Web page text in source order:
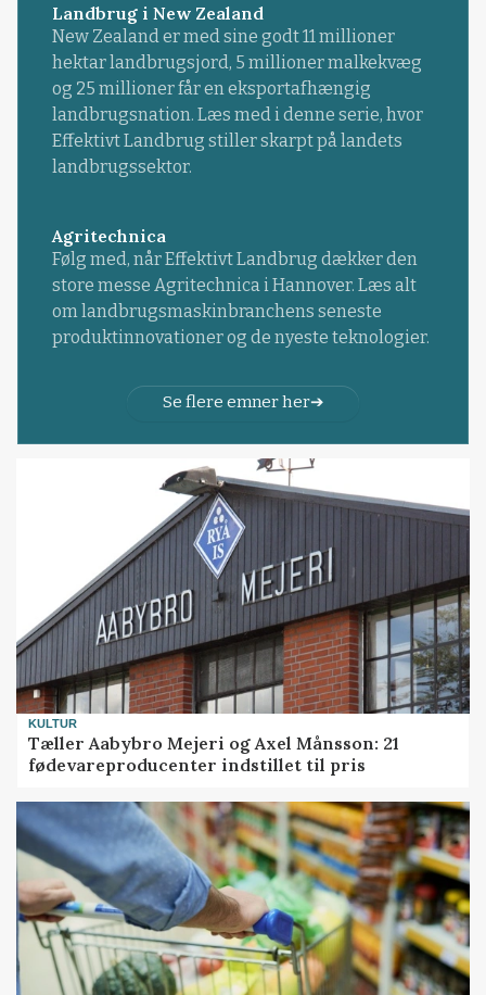
Landbrug i New Zealand
New Zealand er med sine godt 11 millioner
hektar landbrugsjord, 5 millioner malkekvæg
og 25 millioner får en eksportafhængig
landbrugsnation. Læs med i denne serie, hvor
Effektivt Landbrug stiller skarpt på landets
landbrugssektor.
Agritechnica
Følg med, når Effektivt Landbrug dækker den
store messe Agritechnica i Hannover. Læs alt
om landbrugsmaskinbranchens seneste
produktinnovationer og de nyeste teknologier.
Se flere emner her
KULTUR
Tæller Aabybro Mejeri og Axel Månsson: 21
fødevareproducenter indstillet til pris